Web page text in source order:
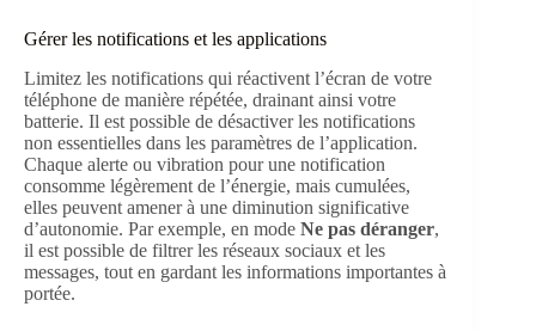
Gérer les notifications et les applications
Limitez les notifications qui réactivent l’écran de votre
téléphone de manière répétée, drainant ainsi votre
batterie. Il est possible de désactiver les notifications
non essentielles dans les paramètres de l’application.
Chaque alerte ou vibration pour une notification
consomme légèrement de l’énergie, mais cumulées,
elles peuvent amener à une diminution significative
d’autonomie. Par exemple, en mode Ne pas déranger,
il est possible de filtrer les réseaux sociaux et les
messages, tout en gardant les informations importantes à
portée.